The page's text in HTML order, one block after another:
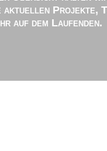
aktuellen Projekte,
auf dem Laufenden.